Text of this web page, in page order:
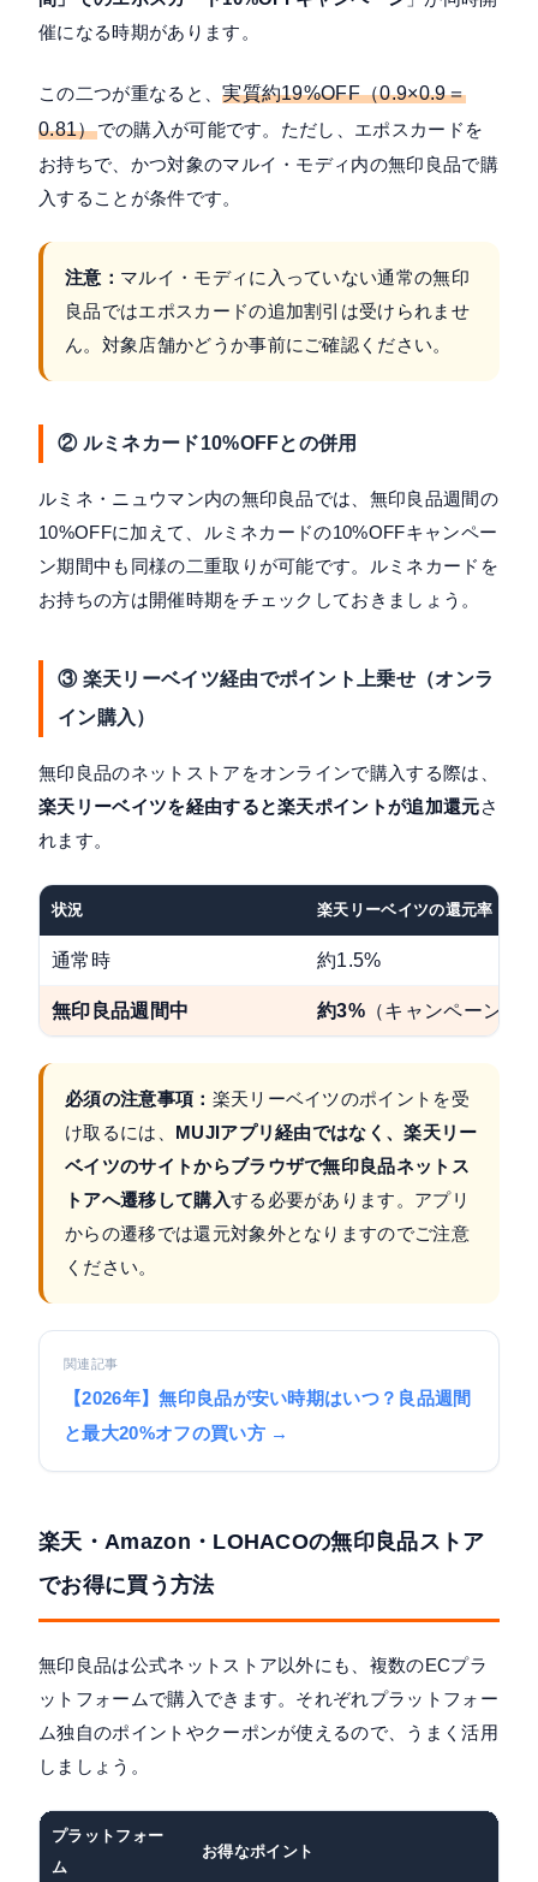
催になる時期があります。
この二つが重なると、実質約19%OFF（0.9×0.9＝
0.81）での購入が可能です。ただし、エポスカードを
お持ちで、かつ対象のマルイ・モディ内の無印良品で購
入することが条件です。
注意： マルイ・モディに入っていない通常の無印
良品ではエポスカードの追加割引は受けられませ
ん。対象店舗かどうか事前にご確認ください。
② ルミネカード10%OFFとの併用
ルミネ・ニュウマン内の無印良品では、無印良品週間の
10%OFFに加えて、ルミネカードの10%OFFキャンペー
ン期間中も同様の二重取りが可能です。ルミネカードを
お持ちの方は開催時期をチェックしておきましょう。
③ 楽天リーベイツ経由でポイント上乗せ（オンラ
イン購入）
無印良品のネットストアをオンラインで購入する際は、
楽天リーベイツを経由すると楽天ポイントが追加還元さ
れます。
状況 楽天リーベイツの還元率
通常時 約1.5%
無印良品週間中 約3%（キャンペーン時
必須の注意事項： 楽天リーベイツのポイントを受
け取るには、 MUJIアプリ経由ではなく、楽天リー
ベイツのサイトからブラウザで無印良品ネットス
トアへ遷移して購入する必要があります。アプリ
からの遷移では還元対象外となりますのでご注意
ください。
関連記事
【2026年】無印良品が安い時期はいつ？良品週間
と最大20%オフの買い方 →
楽天・Amazon・LOHACOの無印良品ストア
でお得に買う方法
無印良品は公式ネットストア以外にも、複数のECプラ
ットフォームで購入できます。それぞれプラットフォー
ム独自のポイントやクーポンが使えるので、うまく活用
しましょう。
プラットフォー
ム
お得なポイント